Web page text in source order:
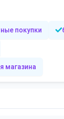
покупки
магазина